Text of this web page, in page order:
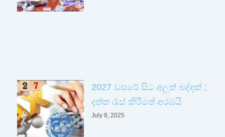
2027 වසරේ සිට අලුත් බද්දක් ;
දත්ත රැස් කිරීමත් අරඹයි
July 8, 2025